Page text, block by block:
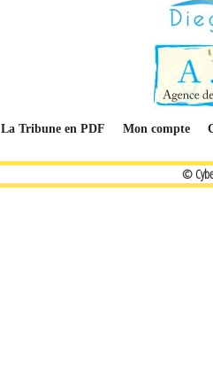
La Tribune en PDF Mon compte
©